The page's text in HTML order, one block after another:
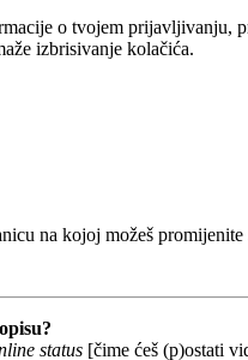
o tvojem prijavljivanju,
izbrisivanje kolačića.
na kojoj možeš
status [čime ćeš (p)ostati